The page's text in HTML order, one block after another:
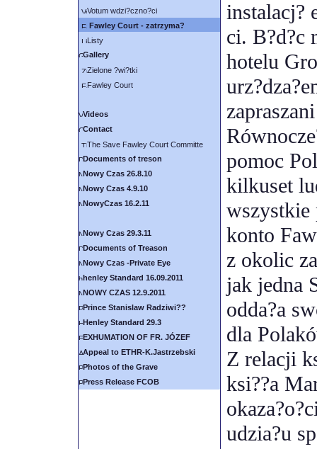
Votum wdzi?czno?ci
Fawley Court - zatrzyma?
Listy
Gallery
Zielone ?wi?tki
Fawley Court
Videos
Contact
The Save Fawley Court Committe
Documents of treson
Nowy Czas 26.8.10
Nowy Czas 4.9.10
NowyCzas 16.2.11
Nowy Czas 29.3.11
Documents of Treason
Nowy Czas -Private Eye
henley Standard 16.09.2011
NOWY CZAS 12.9.2011
Prince Stanislaw Radziwi??
Henley Standard 29.3
EXHUMATION OF FR. JÓZEF
Appeal to ETHR-K.Jastrzebski
Photos of the Grave
Press Release FCOB
instalacj?
ci. B?d?c
hotelu
pomoc
kilkuset
wszystkie
konto
z okolic
jak jedna
odda?a
dla
Z relacji
ksi??a
udzia?u